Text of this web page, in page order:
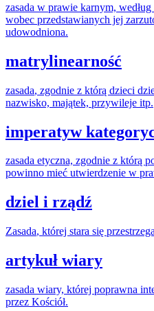
zasada w prawie karnym,
wobec przedstawianych jej
udowodniona.
matrylinearność
zasada, zgodnie z którą dzieci
nazwisko, majątek, przywileje itp.
imperatyw
zasada etyczna, zgodnie z którą
powinno mieć utwierdzenie w
dziel i rządź
Zasada, której stara się
artykuł wiary
zasada wiary, której poprawna
przez Kościół.